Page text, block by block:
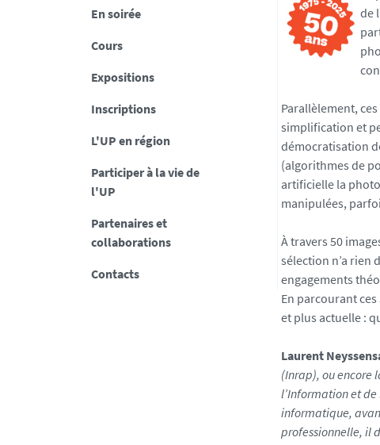
En soirée
Cours
Expositions
Inscriptions
L'UP en région
Participer à la vie de
l'UP
Partenaires et
collaborations
Contacts
de
Parallèlement,
simplification et
démocratisation
(algorithmes de
artificielle la
manipulées,
À travers 50
sélection n’a rien
engagements
En parcourant
et plus actuelle :
Laurent
(Inrap), ou encore
l’Information et
informatique,
professionnelle, il